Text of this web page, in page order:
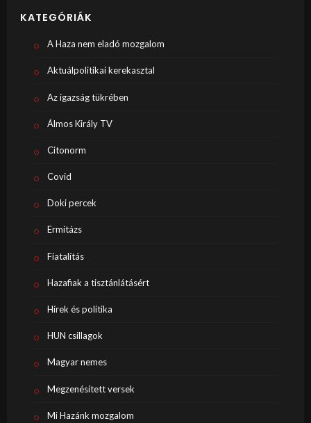
KATEGÓRIÁK
A Haza nem eladó mozgalom
Aktuálpolitikai kerekasztal
Az igazság tükrében
Álmos Király TV
Citonorm
Covid
Doki percek
Ermitázs
Fiatalítás
Hazafiak a tisztánlátásért
Hírek és politika
HUN csillagok
Magyar nemes
Megzenésített versek
Mi Hazánk mozgalom